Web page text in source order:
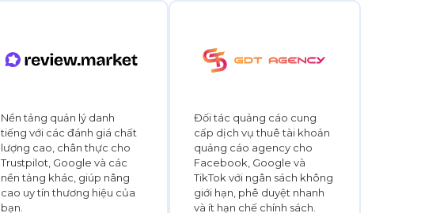
Nền tảng quản lý danh
tiếng với các đánh giá chất
lượng cao, chân thực cho
Trustpilot, Google và các
nền tảng khác, giúp nâng
cao uy tín thương hiệu của
bạn.
Đối tác quảng cáo cung
cấp dịch vụ thuê tài khoản
quảng cáo agency cho
Facebook, Google và
TikTok với ngân sách không
giới hạn, phê duyệt nhanh
và ít hạn chế chính sách.